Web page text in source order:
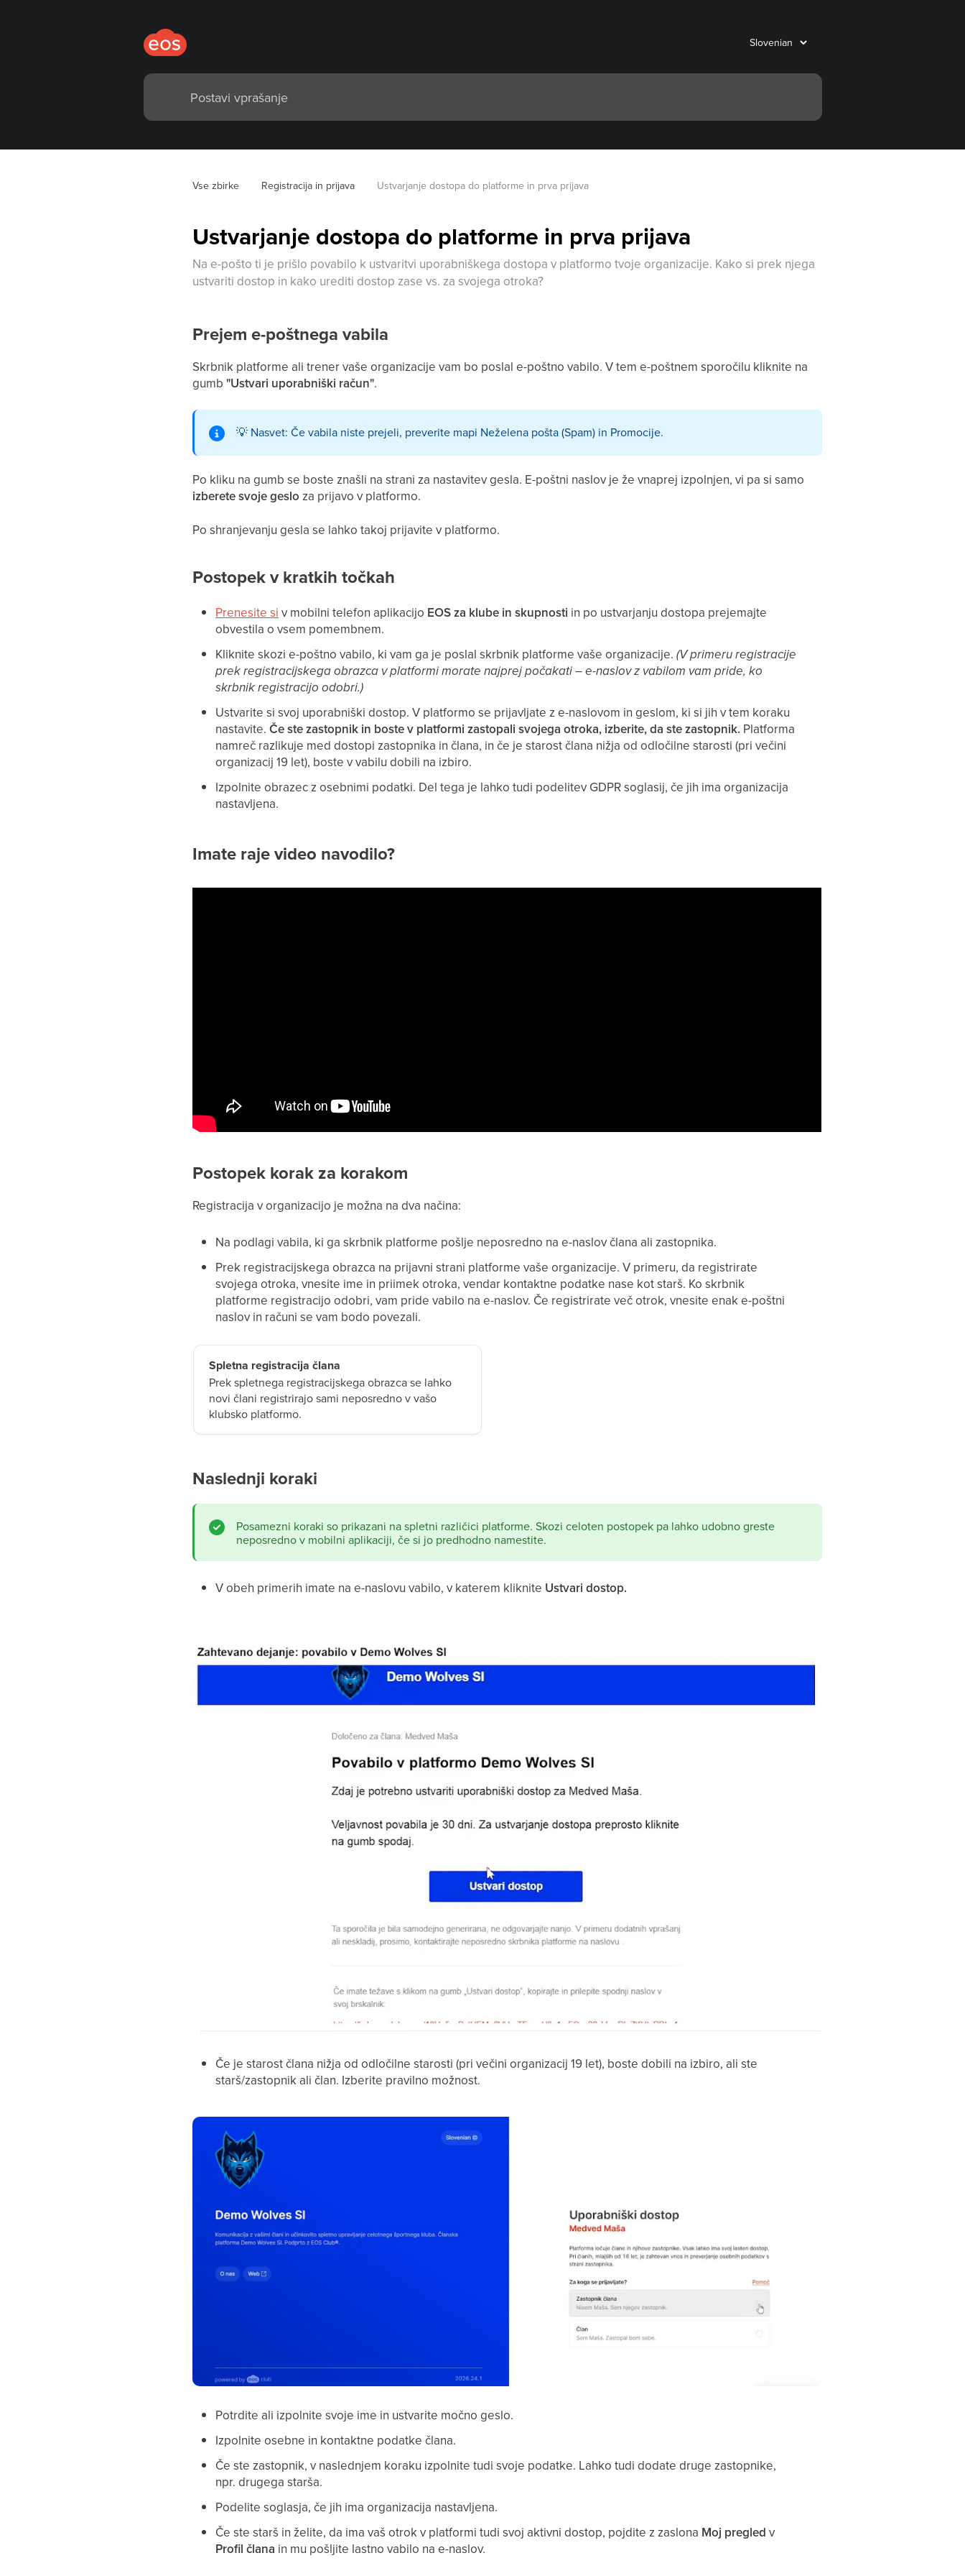
Vse zbirke Registracija in prijava Ustvarjanje dostopa do platforme in prva prijava
Ustvarjanje dostopa do platforme in prva prijava
Na e-pošto ti je prišlo povabilo k ustvaritvi uporabniškega dostopa v platformo tvoje organizacije. Kako si prek njega
ustvariti dostop in kako urediti dostop zase vs. za svojega otroka?
Prejem e-poštnega vabila
Skrbnik platforme ali trener vaše organizacije vam bo poslal e-poštno vabilo. V tem e-poštnem sporočilu kliknite na
gumb"Ustvari uporabniški račun".
💡 Nasvet: Če vabila niste prejeli, preverite mapi Neželena pošta (Spam) in Promocije.
Po kliku na gumb se boste znašli na strani za nastavitev gesla. E-poštni naslov je že vnaprej izpolnjen, vi pa si samo
izberete svoje geslo za prijavo v platformo.
Po shranjevanju gesla se lahko takoj prijavite v platformo.
Postopek v kratkih točkah
Prenesite si v mobilni telefon aplikacijo EOS za klube in skupnosti in po ustvarjanju dostopa prejemajte
obvestila o vsem pomembnem.
Kliknite skozi e-poštno vabilo, ki vam ga je poslal skrbnik platforme vaše organizacije.(V primeru registracije
prek registracijskega obrazca v platformi morate najprej počakati – e-naslov z vabilom vam pride, ko
skrbnik registracijo odobri.)
Ustvarite si svoj uporabniški dostop. V platformo se prijavljate z e-naslovom in geslom, ki si jih v tem koraku
nastavite.Če ste zastopnik in boste v platformi zastopali svojega otroka, izberite, da ste zastopnik. Platforma
namreč razlikuje med dostopi zastopnika in člana, in če je starost člana nižja od odločilne starosti (pri večini
organizacij 19 let), boste v vabilu dobili na izbiro.
Izpolnite obrazec z osebnimi podatki. Del tega je lahko tudi podelitev GDPR soglasij, če jih ima organizacija
nastavljena.
Imate raje video navodilo?
Postopek korak za korakom
Registracija v organizacijo je možna na dva načina:
Na podlagi vabila, ki ga skrbnik platforme pošlje neposredno na e-naslov člana ali zastopnika.
Prek registracijskega obrazca na prijavni strani platforme vaše organizacije. V primeru, da registrirate
svojega otroka, vnesite ime in priimek otroka, vendar kontaktne podatke nase kot starš. Ko skrbnik
platforme registracijo odobri, vam pride vabilo na e-naslov. Če registrirate več otrok, vnesite enak e-poštni
naslov in računi se vam bodo povezali.
Spletna registracija člana
Prek spletnega registracijskega obrazca se lahko
novi člani registrirajo sami neposredno v vašo
klubsko platformo.
Naslednji koraki
Posamezni koraki so prikazani na spletni različici platforme. Skozi celoten postopek pa lahko udobno greste
neposredno v mobilni aplikaciji, če si jo predhodno namestite.
V obeh primerih imate na e-naslovu vabilo, v katerem kliknite Ustvari dostop.
Če je starost člana nižja od odločilne starosti (pri večini organizacij 19 let), boste dobili na izbiro, ali ste
starš/zastopnik ali član. Izberite pravilno možnost.
Potrdite ali izpolnite svoje ime in ustvarite močno geslo.
Izpolnite osebne in kontaktne podatke člana.
Če ste zastopnik, v naslednjem koraku izpolnite tudi svoje podatke. Lahko tudi dodate druge zastopnike,
npr. drugega starša.
Podelite soglasja, če jih ima organizacija nastavljena.
Če ste starš in želite, da ima vaš otrok v platformi tudi svoj aktivni dostop, pojdite z zaslona Moj pregled v
Profil člana in mu pošljite lastno vabilo na e-naslov.